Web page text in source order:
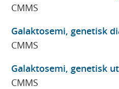
CMMS
Galaktosemi, genetisk
CMMS
Galaktosemi, genetisk
CMMS